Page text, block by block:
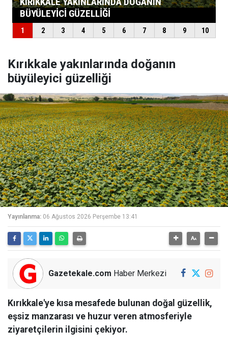
Kırıkkale yakınlarında doğanın
büyüleyici güzelliği
Yayınlanma: 06 Ağustos 2026 Perşembe 13:41
Gazetekale.com Haber Merkezi
Kırıkkale'ye kısa mesafede bulunan doğal güzellik,
eşsiz manzarası ve huzur veren atmosferiyle
ziyaretçilerin ilgisini çekiyor.